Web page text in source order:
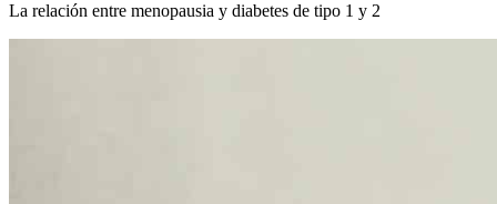
La relación entre menopausia y diabetes de tipo 1 y 2